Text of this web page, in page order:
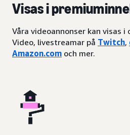
Visas i
Våra videoannonser kan visas i
Video, livestreamar på Twitch,
Amazon.com och mer.